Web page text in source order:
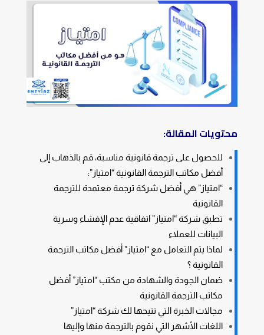
محتويات المقالة:
للحصول على ترجمة قانونية مناسبة، قم بالذهاب إلى
أفضل مكاتب الترجمة القانونية “امتياز”:
“امتياز” هي أفضل شركة ترجمة معتمدة للترجمة
القانونية
تطبق شركة “امتياز” اتفاقية عدم الإفشاء وسرية
البيانات للعملاء
لماذا يتم التعامل مع “امتياز” أفضل مكاتب الترجمة
القانونية ؟
ضمان الجودة والشهادة من مكتب “امتياز” أفضل
مكاتب الترجمة القانونية
مجالات الخبرة التي تتيحها لك شركة “امتياز”
اللغات الأشهر التي نقوم بالترجمة منها وإليها